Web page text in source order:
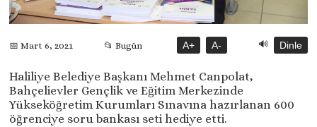
📅 Mart 6, 2021 📂 Bugün A+ A- 🔊 Dinle
Haliliye Belediye Başkanı Mehmet Canpolat,
Bahçelievler Gençlik ve Eğitim Merkezinde
Yükseköğretim Kurumları Sınavına hazırlanan 600
öğrenciye soru bankası seti hediye etti.